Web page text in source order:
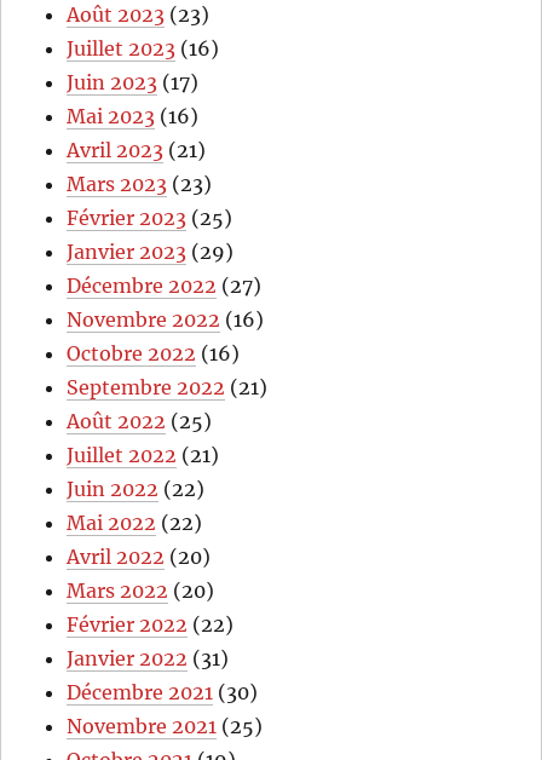
Août 2023 (23)
Juillet 2023 (16)
Juin 2023 (17)
Mai 2023 (16)
Avril 2023 (21)
Mars 2023 (23)
Février 2023 (25)
Janvier 2023 (29)
Décembre 2022 (27)
Novembre 2022 (16)
Octobre 2022 (16)
Septembre 2022 (21)
Août 2022 (25)
Juillet 2022 (21)
Juin 2022 (22)
Mai 2022 (22)
Avril 2022 (20)
Mars 2022 (20)
Février 2022 (22)
Janvier 2022 (31)
Décembre 2021 (30)
Novembre 2021 (25)